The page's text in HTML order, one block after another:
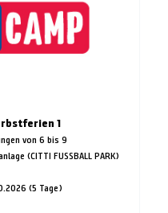
1
von 6 bis 9
(CITTI FUSSBALL PARK)
(5 Tage)